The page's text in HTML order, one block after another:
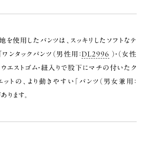
を使用したパンツは、スッキリしたソフトなテ
ンタックパンツ（男性用：DL2996 ）・（女性
ウエストゴム・紐入りで股下にマチの付いたク
ットの、より動きやすい「パンツ（男女兼用：
ります。